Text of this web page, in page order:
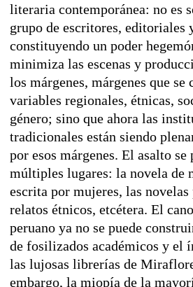
literaria contemporánea: no es
grupo de escritores, editoriales
constituyendo un poder
minimiza las escenas y
los márgenes, márgenes que se
variables regionales, étnicas,
género; sino que ahora las
tradicionales están siendo
por esos márgenes. El asalto se
múltiples lugares: la novela de
escrita por mujeres, las novelas
relatos étnicos, etcétera. El
peruano ya no se puede
de fosilizados académicos y el
las lujosas librerías de
embargo, la miopía de la